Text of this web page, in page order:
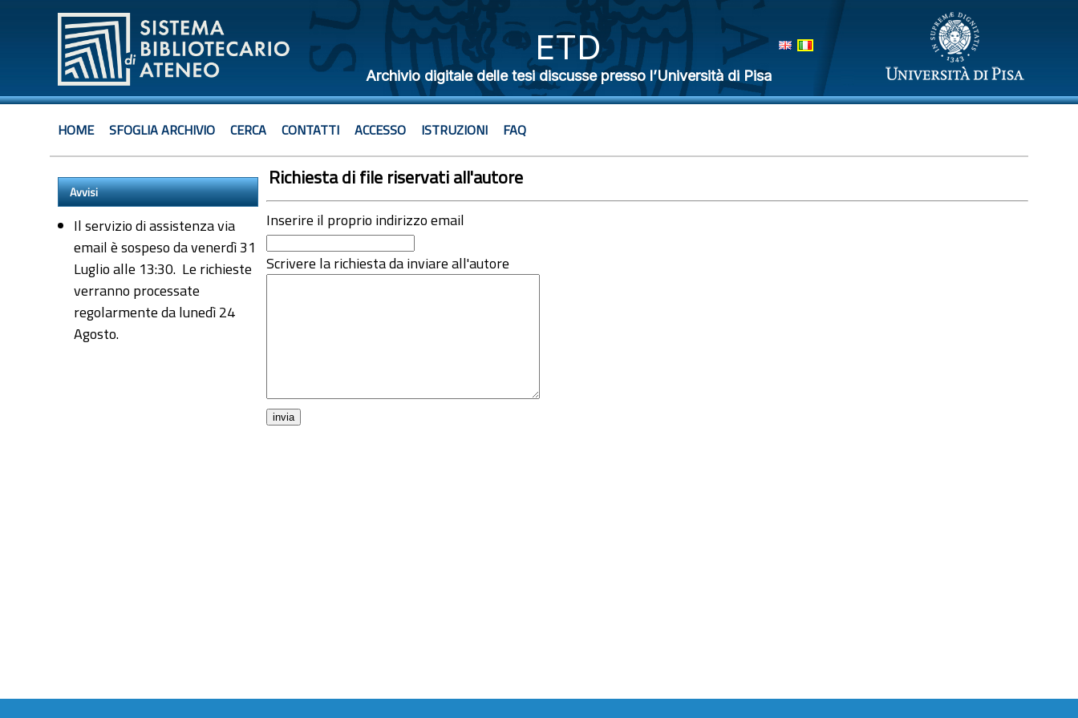
ETD
Archivio digitale delle tesi discusse presso l’Università di Pisa
HOME SFOGLIA ARCHIVIO CERCA CONTATTI ACCESSO ISTRUZIONI FAQ
Avvisi
Il servizio di assistenza via
email è sospeso da venerdì 31
Luglio alle 13:30. Le richieste
verranno processate
regolarmente da lunedì 24
Agosto.
Richiesta di file riservati all'autore
Inserire il proprio indirizzo email
Scrivere la richiesta da inviare all'autore